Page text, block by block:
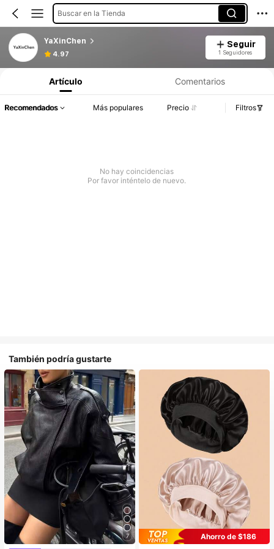
Buscar en la Tienda
YaXinChen
4.97
Seguir
1 Seguidores
Artículo Comentarios
Recomendados Más populares Precio Filtros
No hay coincidencias
Por favor inténtelo de nuevo.
También podría gustarte
7
Ahorro de $186